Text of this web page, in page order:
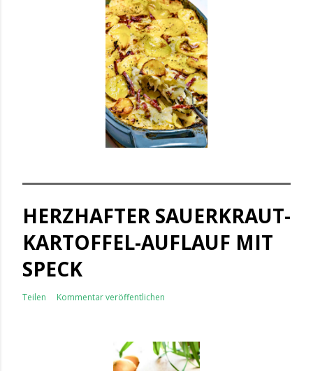
HERZHAFTER SAUERKRAUT-
KARTOFFEL-AUFLAUF MIT
SPECK
Teilen Kommentar veröffentlichen